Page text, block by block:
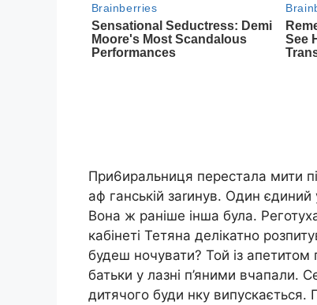
При6иральниця перестала мити
аф ганській заrинув. Один
Вона ж раніше інша була.
кабінеті Тетяна делікатно
будеш ночувати? Той із апетитом
батьки у лазні п’яними вчапали.
дитячого буди нку випускається.